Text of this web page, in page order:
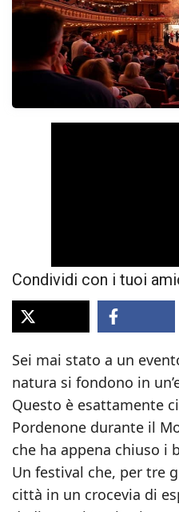
Condividi con i tuoi
Sei mai stato a un
natura si fondono in
Questo è esattamente
Pordenone durante il
che ha appena chiuso i
Un festival che, per tre
città in un crocevia di